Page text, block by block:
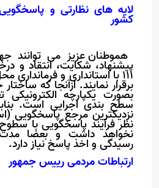
لایه های نظارتی و
کشور
هموطنان عزیز می توانند
پیشنهاد، شکایت، انتقاد و
111 با استانداری و فرمانداری
برقرار نمایند. ازآنجا که
بصورت یکپارچه
سطح بندی اجرایی است.
نزدیکترین مرجع پاسخگویی
نظر فرآیند پاسخگویی با سطوح
نخواهد داشت و بعضا
رسیدگی و اخذ پاسخ نیاز دارد.
ارتباطات مردمی رییس جمهور